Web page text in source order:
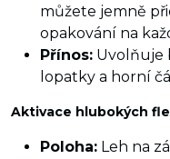
můžete jemně
opakování na
Přínos: Uvolňuje
lopatky a horní
Aktivace hlubokých
Poloha: Leh na